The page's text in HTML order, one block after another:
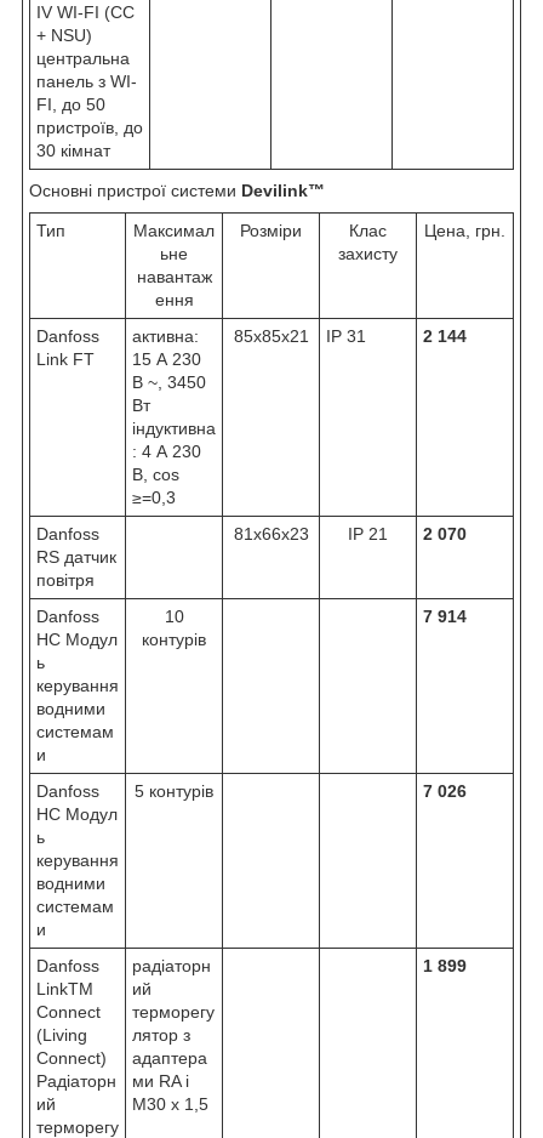
IV WI-FI (СС
+ NSU)
центральна
панель з WI-
FI, до 50
пристроїв, до
30 кімнат
Основні пристрої системи Devilink™
Тип
Максимал
ьне
навантаж
ення
Розміри
Клас
захисту
Цена, грн.
Danfoss
Link FT
активна:
15 А 230
В ~, 3450
Вт
індуктивна
: 4 А 230
В, cos
≥=0,3
85х85х21 IP 31 2 144
Danfoss
RS датчик
повітря
81х66х23 IP 21 2 070
Danfoss
HC Модул
ь
керування
водними
системам
и
10
контурів
7 914
Danfoss
HC Модул
ь
керування
водними
системам
и
5 контурів 7 026
Danfoss
LinkTM
Connect
(Living
Connect)
Радіаторн
ий
терморегу
радіаторн
ий
терморегу
лятор з
адаптера
ми RA і
M30 x 1,5
1 899